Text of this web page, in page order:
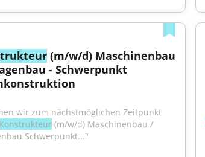
(m/w/d) Maschinenbau
- Schwerpunkt
wir zum nächstmöglichen Zeitpunkt
Konstrukteur (m/w/d) Maschinenbau /
Schwerpunkt..."